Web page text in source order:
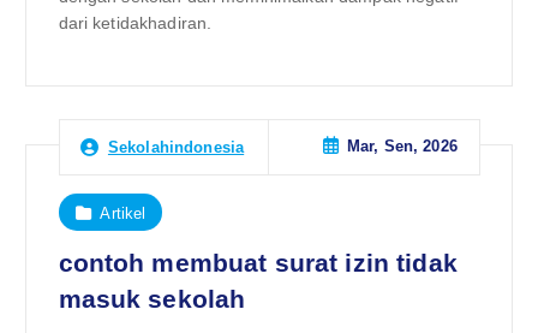
dari ketidakhadiran.
Sekolahindonesia Mar, Sen, 2026
Artikel
contoh membuat surat izin tidak
masuk sekolah